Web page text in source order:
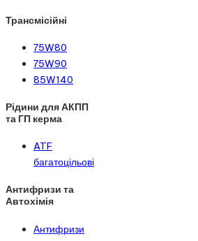
Трансмісійні
75W80
75W90
85W140
Рідини для АКПП
та ГП керма
ATF
багатоцільові
Антифризи та
Автохімія
Антифризи